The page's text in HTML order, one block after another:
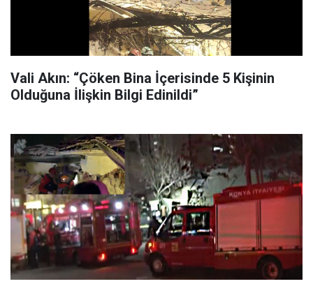
Vali Akın: “Çöken Bina İçerisinde 5 Kişinin
Olduğuna İlişkin Bilgi Edinildi”